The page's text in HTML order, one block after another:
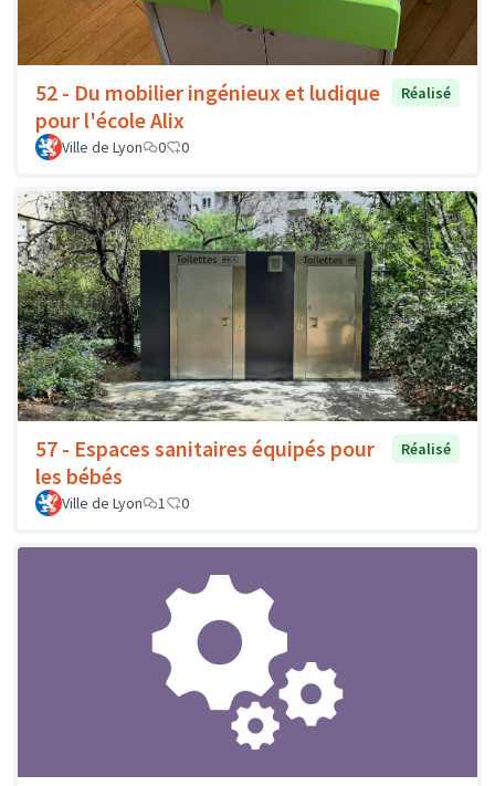
52 - Du mobilier ingénieux et ludique
pour l'école Alix
Réalisé
Ville de Lyon 0 0
57 - Espaces sanitaires équipés pour
les bébés
Réalisé
Ville de Lyon 1 0